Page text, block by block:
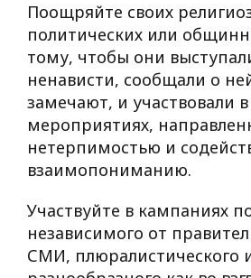
Поощряйте своих
политических или
тому, чтобы они
ненависти, сообщали о
замечают, и участвовали в
мероприятиях,
нетерпимостью и
взаимопониманию.
Участвуйте в кампаниях
независимого от
СМИ, плюралистического